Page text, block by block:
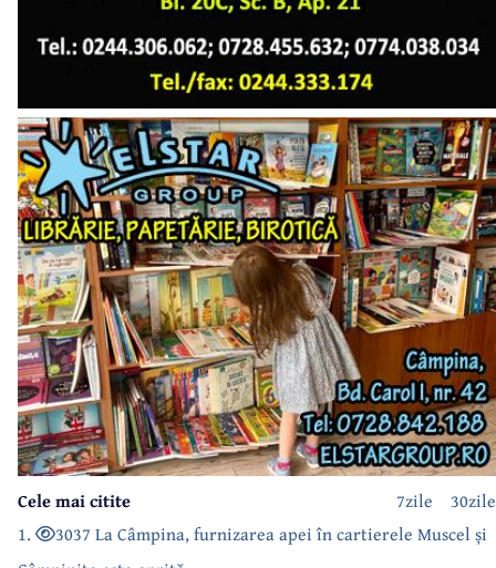
30zile
7zile
Cele mai citite
1.
3037 La Câmpina, furnizarea apei în cartierele Muscel și